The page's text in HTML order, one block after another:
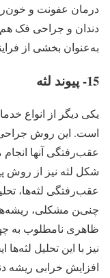
درمان عفونت و
دندان و جراحی فک
به‌عنوان بخشی از
15- پیوند لثه
یکی دیگر از انواع
است. این روش جراحی
عقب‌رفتگی آنها
شکل لثه نیز از روش
عقب‌رفتگی لثه‌ها،
چنین مشکلی،
ظاهری نامطلوب به
نیز با این تحلیل
افزایش خرابی ریشه